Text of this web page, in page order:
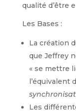
qualité d’être
Les Bases :
La création
que Jeffrey
« se mettre
l’équivalent
Les